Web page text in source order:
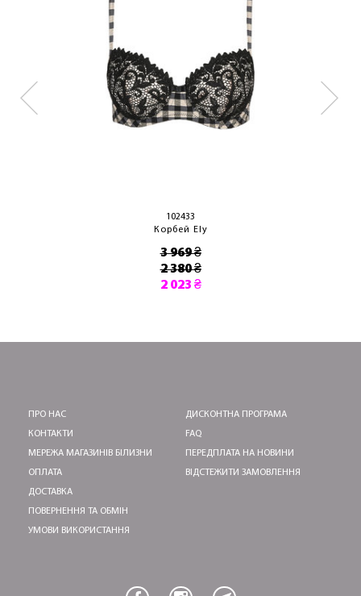
102433
Корбей Ely
3 969 ₴
2 380 ₴
2 023 ₴
ПРО НАС
КОНТАКТИ
МЕРЕЖА МАГАЗИНІВ БІЛИЗНИ
ОПЛАТА
ДОСТАВКА
ПОВЕРНЕННЯ ТА ОБМІН
УМОВИ ВИКОРИСТАННЯ
ДИСКОНТНА ПРОГРАМА
FAQ
ПЕРЕДПЛАТА НА НОВИНИ
ВІДСТЕЖИТИ ЗАМОВЛЕННЯ